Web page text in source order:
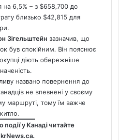
на 6,5% – з $658,700 до
близько $42,815 для
Зігельштейн зазначив, що
був спокійним. Він пояснює
діють обережніше
названо повернення до
не впевнені у своєму
маршруті, тому їм важче
у Канаді читайте
.